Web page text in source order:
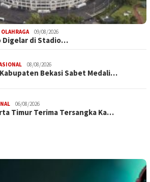
OLAHRAGA 09/08/2026
Digelar di Stadio…
08/08/2026
Kabupaten Bekasi Sabet Medali…
06/08/2026
Timur Terima Tersangka Ka…